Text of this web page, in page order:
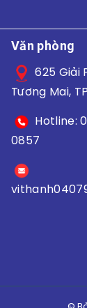
Văn phòng
625 Giải
Tương Mai,
Hotline:
0857